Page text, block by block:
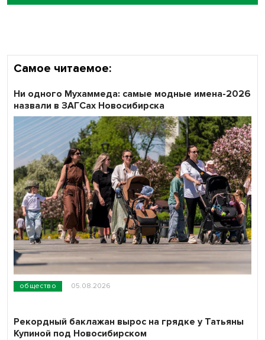
Самое читаемое:
общество 05.08.2026
Ни одного Мухаммеда: самые модные имена-2026
назвали в ЗАГСах Новосибирска
Рекордный баклажан вырос на грядке у Татьяны
Купиной под Новосибирском